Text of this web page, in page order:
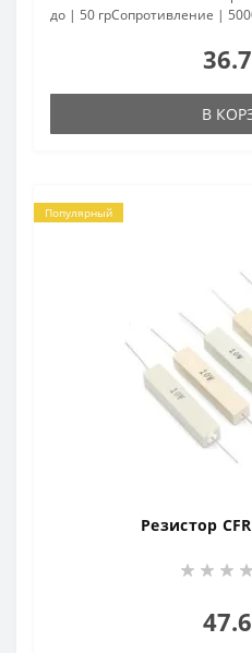
до | 50 грСопротивление |
В
Популярный
Резистор